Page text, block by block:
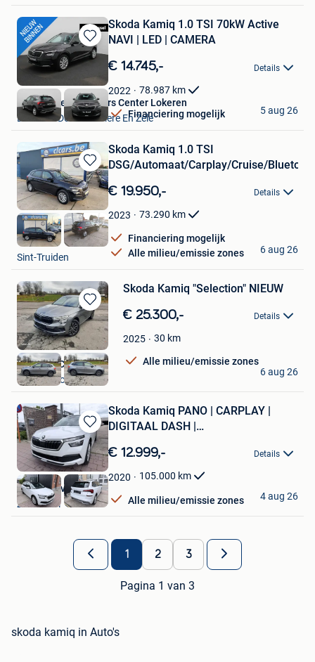
Bewaren
in
Favorieten
Skoda Kamiq 1.0 TSI 70kW Active
NAVI | LED | CAMERA
€ 14.745,- Details
2022 78.987 km
Financiering mogelijk
Van Mossel Used Cars Center Lokeren
Lokeren+Deel Overmere En Zele
5 aug 26
Bewaren
in
Mijn
Favorieten
Skoda Kamiq 1.0 TSI
DSG/Automaat/Carplay/Cruise/
€ 19.950,- Details
2023 73.290 km
Financiering mogelijk
Alle milieu/emissie zones
CL Cars
Sint-Truiden
6 aug 26
Bewaren
in
Mijn
Favorieten
Skoda Kamiq "Selection" NIEUW
€ 25.300,- Details
2025 30 km
Alle milieu/emissie zones
Cars and Classics
Butgenbach
6 aug 26
Bewaren
in
Mijn
Favorieten
Skoda Kamiq PANO | CARPLAY |
DIGITAAL DASH |
€ 12.999,- Details
2020 105.000 km
Alle milieu/emissie zones
Deal & Drive Motors
Zaventem
4 aug 26
1 2 3
Pagina 1 van 3
skoda kamiq in Auto's